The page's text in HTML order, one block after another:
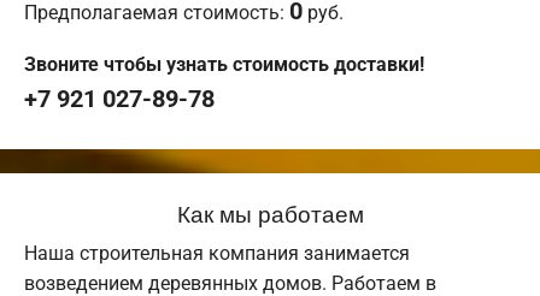
Предполагаемая стоимость: 0 руб.
Звоните чтобы узнать стоимость доставки!
+7 921 027-89-78
Как мы работаем
Наша строительная компания занимается
возведением деревянных домов. Работаем в